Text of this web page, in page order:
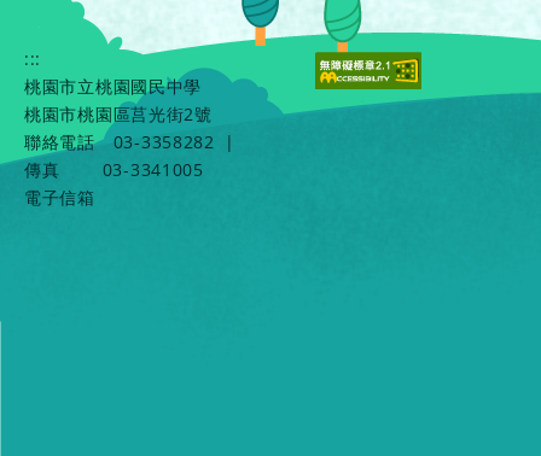
:::
桃園市立桃園國民中學
桃園市桃園區莒光街2號
聯絡電話
03-3358282
|
傳真
03-3341005
電子信箱